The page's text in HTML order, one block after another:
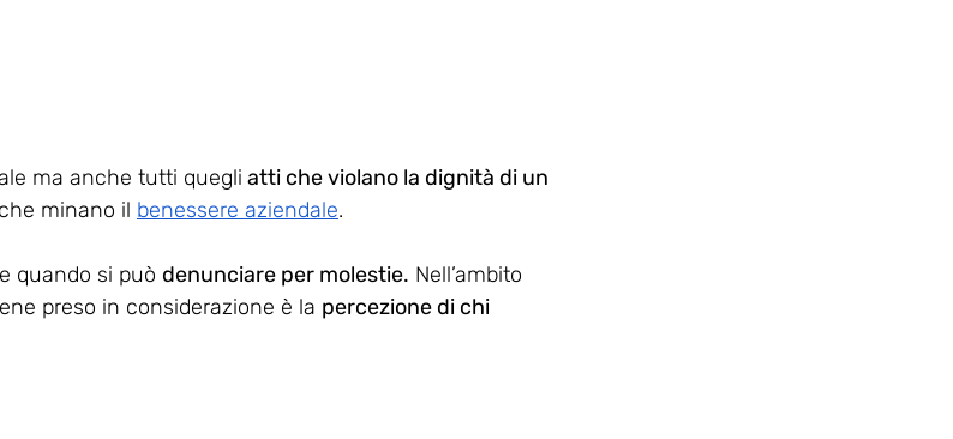
ma anche tutti quegli atti che violano la dignità di un
minano il benessere aziendale.
quando si può denunciare per molestie. Nell’ambito
preso in considerazione è la percezione di chi